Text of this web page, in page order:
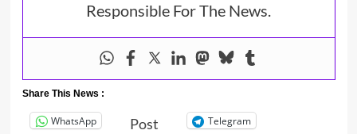
Responsible For The News.
Share This News :
WhatsApp Post Telegram